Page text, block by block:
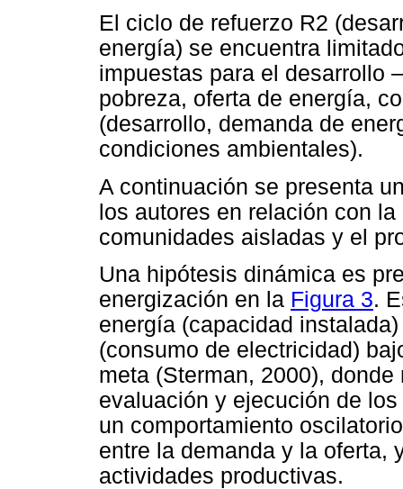
El ciclo de refuerzo R2
energía) se encuentra
impuestas para el desarrollo
pobreza, oferta de energía,
(desarrollo, demanda de
condiciones ambientales).
A continuación se presenta
los autores en relación con
comunidades aisladas y el
Una hipótesis dinámica es
energización en la Figura 3.
energía (capacidad
(consumo de electricidad)
meta (Sterman, 2000),
evaluación y ejecución de
un comportamiento
entre la demanda y la oferta,
actividades productivas.